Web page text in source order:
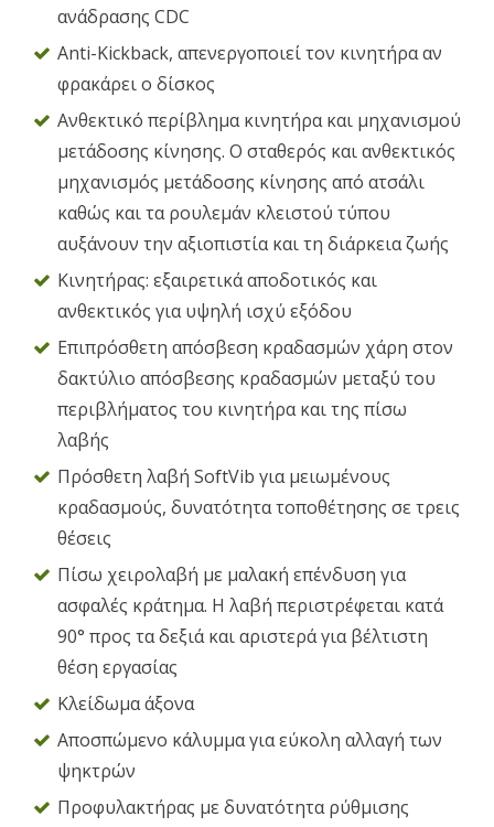
ανάδρασης CDC
Anti-Kickback, απενεργοποιεί τον κινητήρα αν
φρακάρει ο δίσκος
Ανθεκτικό περίβλημα κινητήρα και μηχανισμού
μετάδοσης κίνησης. Ο σταθερός και ανθεκτικός
μηχανισμός μετάδοσης κίνησης από ατσάλι
καθώς και τα ρουλεμάν κλειστού τύπου
αυξάνουν την αξιοπιστία και τη διάρκεια ζωής
Κινητήρας: εξαιρετικά αποδοτικός και
ανθεκτικός για υψηλή ισχύ εξόδου
Επιπρόσθετη απόσβεση κραδασμών χάρη στον
δακτύλιο απόσβεσης κραδασμών μεταξύ του
περιβλήματος του κινητήρα και της πίσω
λαβής
Πρόσθετη λαβή SoftVib για μειωμένους
κραδασμούς, δυνατότητα τοποθέτησης σε τρεις
θέσεις
Πίσω χειρολαβή με μαλακή επένδυση για
ασφαλές κράτημα. Η λαβή περιστρέφεται κατά
90° προς τα δεξιά και αριστερά για βέλτιστη
θέση εργασίας
Κλείδωμα άξονα
Αποσπώμενο κάλυμμα για εύκολη αλλαγή των
ψηκτρών
Προφυλακτήρας με δυνατότητα ρύθμισης